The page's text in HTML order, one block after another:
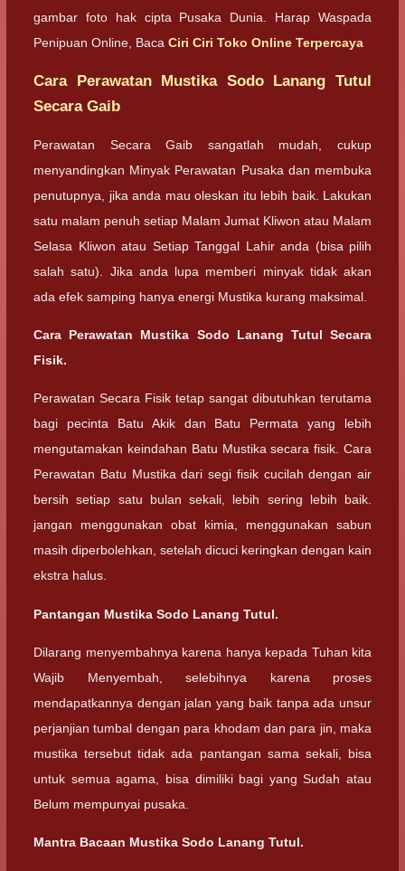
gambar foto hak cipta Pusaka Dunia. Harap Waspada
Penipuan Online, Baca Ciri Ciri Toko Online Terpercaya
Cara Perawatan Mustika Sodo Lanang Tutul
Secara Gaib
Perawatan Secara Gaib sangatlah mudah, cukup
menyandingkan Minyak Perawatan Pusaka dan membuka
penutupnya, jika anda mau oleskan itu lebih baik. Lakukan
satu malam penuh setiap Malam Jumat Kliwon atau Malam
Selasa Kliwon atau Setiap Tanggal Lahir anda (bisa pilih
salah satu). Jika anda lupa memberi minyak tidak akan
ada efek samping hanya energi Mustika kurang maksimal.
Cara Perawatan Mustika Sodo Lanang Tutul Secara
Fisik.
Perawatan Secara Fisik tetap sangat dibutuhkan terutama
bagi pecinta Batu Akik dan Batu Permata yang lebih
mengutamakan keindahan Batu Mustika secara fisik. Cara
Perawatan Batu Mustika dari segi fisik cucilah dengan air
bersih setiap satu bulan sekali, lebih sering lebih baik.
jangan menggunakan obat kimia, menggunakan sabun
masih diperbolehkan, setelah dicuci keringkan dengan kain
ekstra halus.
Pantangan Mustika Sodo Lanang Tutul.
Dilarang menyembahnya karena hanya kepada Tuhan kita
Wajib Menyembah, selebihnya karena proses
mendapatkannya dengan jalan yang baik tanpa ada unsur
perjanjian tumbal dengan para khodam dan para jin, maka
mustika tersebut tidak ada pantangan sama sekali, bisa
untuk semua agama, bisa dimiliki bagi yang Sudah atau
Belum mempunyai pusaka.
Mantra Bacaan Mustika Sodo Lanang Tutul.